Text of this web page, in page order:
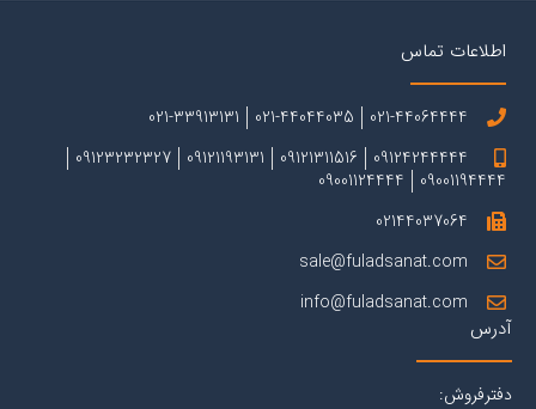
اطلاعات تماس
021-44064444
021-44044035
021-33913131
09124244444
09121311516
09121193131
09123232327
09001194444
09001124444
02144037064
sale@fuladsanat.com
info@fuladsanat.com
آدرس
دفترفروش: